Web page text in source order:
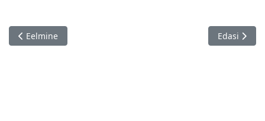
Eelmine artikkel: Üle-eestiline noorte kiirturniiride sari`2019 -
Eelmine Järgmine
Edasi